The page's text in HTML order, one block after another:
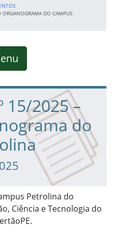
DO CAMPUS
15/2025 –
do
Petrolina do
Ciência e Tecnologia do